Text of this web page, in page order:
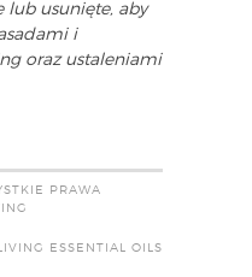
lub usunięte, aby
i
oraz ustaleniami
PRAWA
ESSENTIAL OILS